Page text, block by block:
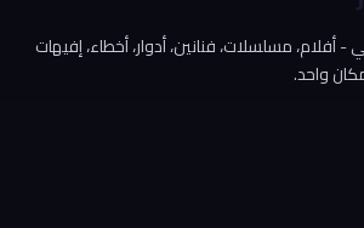
- أفلام، مسلسلات، فنانين، أدوار، أخطاء، إفيهات
واحد.